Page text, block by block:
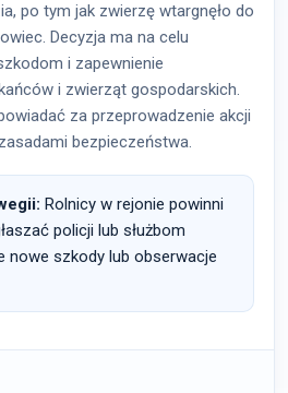
po tym jak zwierzę wtargnęło do
Decyzja ma na celu
i zapewnienie
i zwierząt gospodarskich.
za przeprowadzenie akcji
bezpieczeństwa.
Rolnicy w rejonie powinni
policji lub służbom
nowe szkody lub obserwacje